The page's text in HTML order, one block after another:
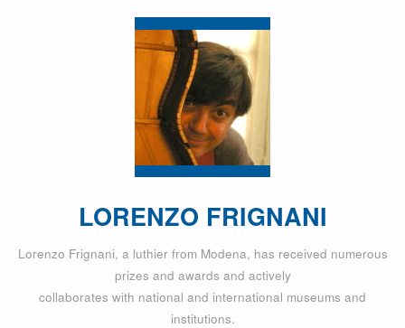
LORENZO FRIGNANI
Lorenzo Frignani, a luthier from Modena, has received numerous
prizes and awards and actively
collaborates with national and international museums and
institutions.